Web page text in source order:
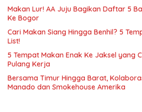
Makan Lur! AA Juju Bagikan Daftar 5
Ke Bogor
Cari Makan Siang Hingga Benhil? 5
List!
5 Tempat Makan Enak Ke Jaksel yang
Pulang Kerja
Bersama Timur Hingga Barat,
Manado dan Smokehouse Amerika